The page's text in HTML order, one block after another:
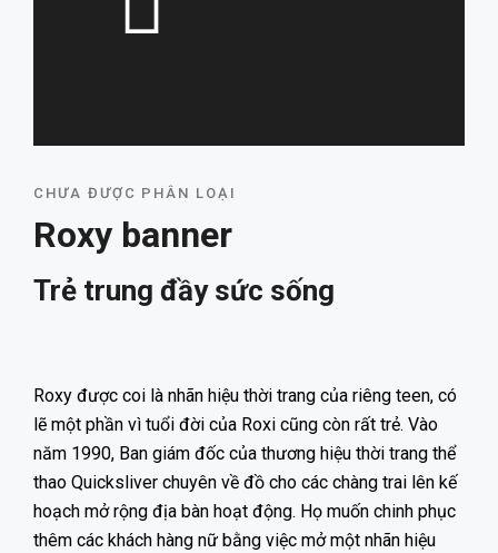
CHƯA ĐƯỢC PHÂN LOẠI
Roxy banner
Trẻ trung đầy sức sống
Roxy được coi là nhãn hiệu thời trang của riêng teen, có
lẽ một phần vì tuổi đời của Roxi cũng còn rất trẻ. Vào
năm 1990, Ban giám đốc của thương hiệu thời trang thể
thao Quicksliver chuyên về đồ cho các chàng trai lên kế
hoạch mở rộng địa bàn hoạt động. Họ muốn chinh phục
thêm các khách hàng nữ bằng việc mở một nhãn hiệu